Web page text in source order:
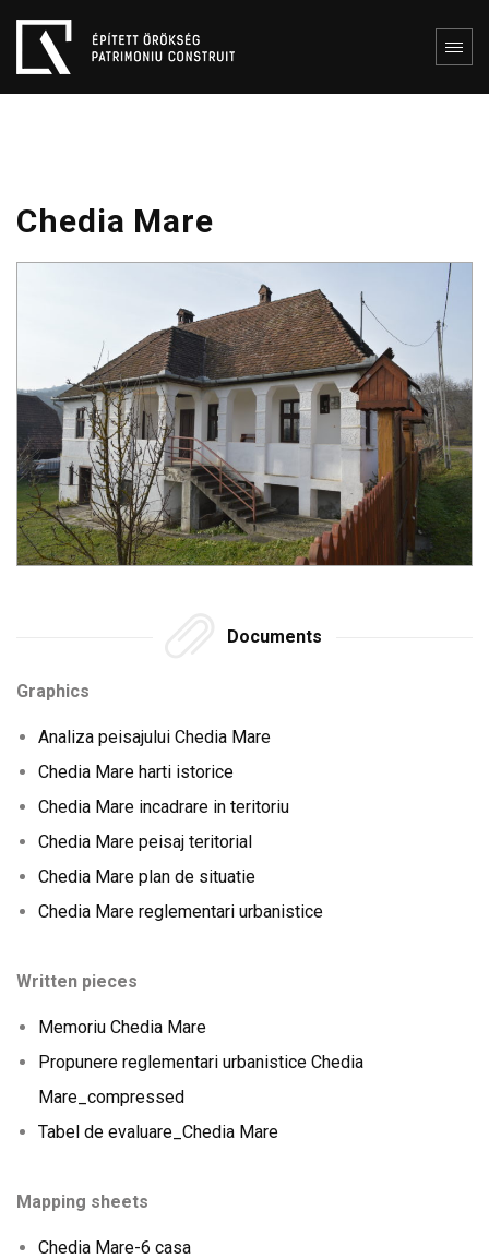
Chedia Mare
Documents
Graphics
Analiza peisajului Chedia Mare
Chedia Mare harti istorice
Chedia Mare incadrare in teritoriu
Chedia Mare peisaj teritorial
Chedia Mare plan de situatie
Chedia Mare reglementari urbanistice
Written pieces
Memoriu Chedia Mare
Propunere reglementari urbanistice Chedia
Mare_compressed
Tabel de evaluare_Chedia Mare
Mapping sheets
Chedia Mare-6 casa